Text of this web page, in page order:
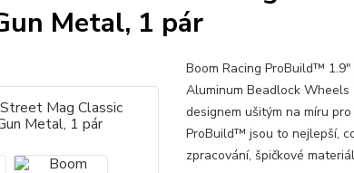
Metal, 1 pár
Boom Racing ProBuild™
Aluminum Beadlock Wheels
designem ušitým na míru
ProBuild™ jsou to nejlepší,
zpracování, špičkové